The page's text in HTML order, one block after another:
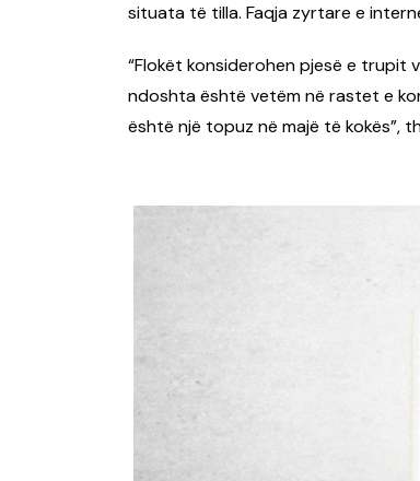
situata të tilla. Faqja zyrtare e
“Flokët konsiderohen pjesë e trupit
ndoshta është vetëm në rastet e
është një topuz në majë të kokës”,